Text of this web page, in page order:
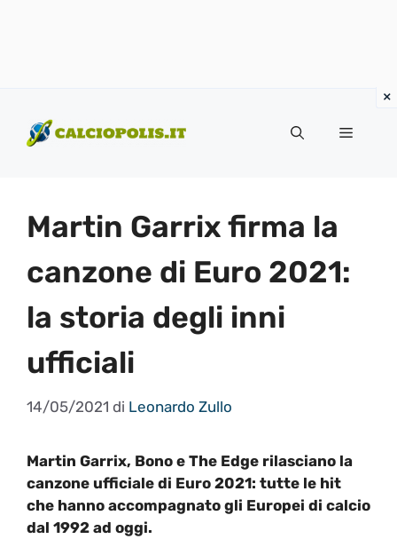
contenuto
Menu
Martin Garrix firma la
canzone di Euro 2021:
la storia degli inni
ufficiali
14/05/2021 di Leonardo Zullo
Martin Garrix, Bono e The Edge rilasciano la
canzone ufficiale di Euro 2021: tutte le hit
che hanno accompagnato gli Europei di calcio
dal 1992 ad oggi.